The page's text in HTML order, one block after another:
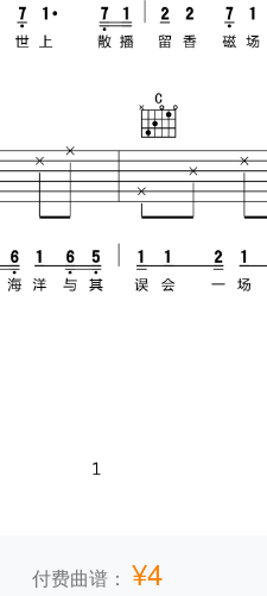
付费曲谱： ¥4